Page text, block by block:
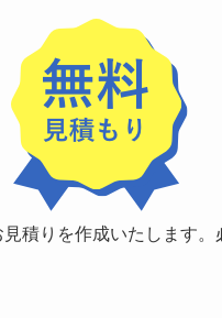
積りを作成いたします